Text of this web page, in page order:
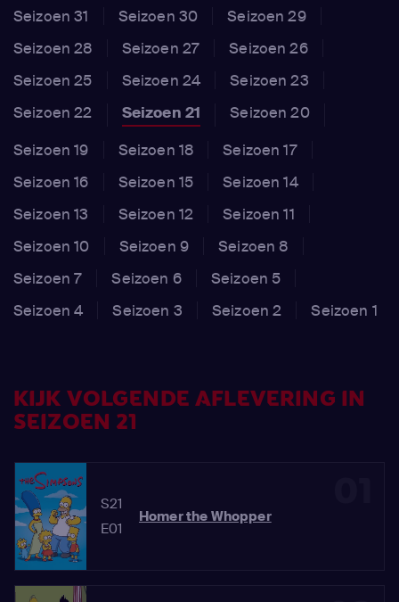
Seizoen 31
Seizoen 30
Seizoen 29
Seizoen 28
Seizoen 27
Seizoen 26
Seizoen 25
Seizoen 24
Seizoen 23
Seizoen 22
Seizoen 21
Seizoen 20
Seizoen 19
Seizoen 18
Seizoen 17
Seizoen 16
Seizoen 15
Seizoen 14
Seizoen 13
Seizoen 12
Seizoen 11
Seizoen 10
Seizoen 9
Seizoen 8
Seizoen 7
Seizoen 6
Seizoen 5
Seizoen 4
Seizoen 3 Seizoen 2 Seizoen 1
KIJK VOLGENDE AFLEVERING IN
SEIZOEN 21
S21
E01
Homer the Whopper